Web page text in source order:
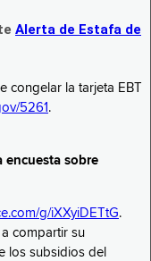
Alerta de Estafa de
congelar la tarjeta EBT
5261 .
encuesta sobre
g/iXXyiDETtG.
compartir su
los subsidios del